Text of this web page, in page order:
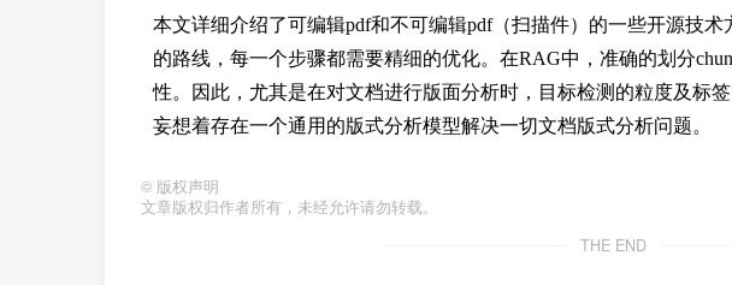
本文详细介绍了可编辑pdf和不可编辑pdf（扫描件）的一些开源技
的路线，每一个步骤都需要精细的优化。在RAG中，准确的划分
性。因此，尤其是在对文档进行版面分析时，目标检测的粒度及标
妄想着存在一个通用的版式分析模型解决一切文档版式分析问题。
© 版权声明
文章版权归作者所有，未经允许请勿转载。
THE END